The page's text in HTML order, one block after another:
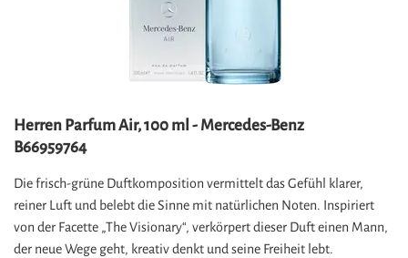
Herren Parfum Air, 100 ml - Mercedes-Benz
B66959764
Die frisch-grüne Duftkomposition vermittelt das Gefühl klarer,
reiner Luft und belebt die Sinne mit natürlichen Noten. Inspiriert
von der Facette „The Visionary“, verkörpert dieser Duft einen Mann,
der neue Wege geht, kreativ denkt und seine Freiheit lebt.